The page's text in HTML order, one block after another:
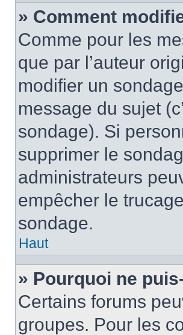
» Comment
Comme pour les
que par l’auteur
modifier un
message du sujet
sondage). Si
supprimer le
administrateurs
empêcher le
sondage.
Haut
» Pourquoi ne
Certains forums
groupes. Pour les